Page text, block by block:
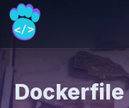
Dockerfile